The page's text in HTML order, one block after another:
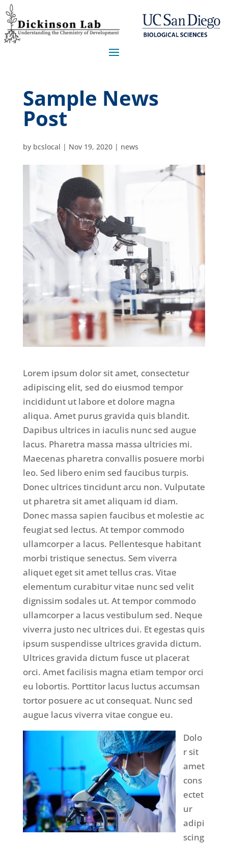
Sample News
Post
by bcslocal | Nov 19, 2020| news
Lorem ipsum dolor sit amet, consectetur
adipiscing elit, sed do eiusmod tempor
incididunt ut labore et dolore magna
aliqua. Amet purus gravida quis blandit.
Dapibus ultrices in iaculis nunc sed augue
lacus. Pharetra massa massa ultricies mi.
Maecenas pharetra convallis posuere morbi
leo. Sed libero enim sed faucibus turpis.
Donec ultrices tincidunt arcu non. Vulputate
ut pharetra sit amet aliquam id diam.
Donec massa sapien faucibus et molestie ac
feugiat sed lectus. At tempor commodo
ullamcorper a lacus. Pellentesque habitant
morbi tristique senectus. Sem viverra
aliquet eget sit amet tellus cras. Vitae
elementum curabitur vitae nunc sed velit
dignissim sodales ut. At tempor commodo
ullamcorper a lacus vestibulum sed. Neque
viverra justo nec ultrices dui. Et egestas quis
ipsum suspendisse ultrices gravida dictum.
Ultrices gravida dictum fusce ut placerat
orci. Amet facilisis magna etiam tempor orci
eu lobortis. Porttitor lacus luctus accumsan
tortor posuere ac ut consequat. Nunc sed
augue lacus viverra vitae congue eu.
Dolo
r sit
amet
cons
ectet
ur
adipi
scing